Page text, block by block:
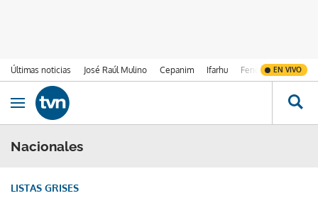
Últimas noticias José Raúl Mulino Cepanim Ifarhu Fenómeno de El
EN VIVO
Ir al contenido
Obrir navegació
Nacionales
LISTAS GRISES